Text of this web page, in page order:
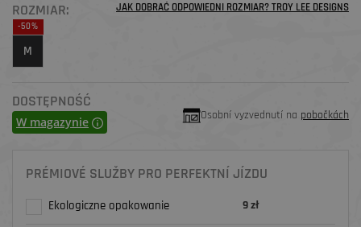
ROZMIAR: JAK DOBRAĆ ODPOWIEDNI ROZMIAR? TROY LEE DESIGNS
-50%
M
DOSTĘPNOŚĆ
W magazynie Osobní vyzvednutí na pobočkách
PRÉMIOVÉ SLUŽBY PRO PERFEKTNÍ JÍZDU
Ekologiczne opakowanie 9 zł